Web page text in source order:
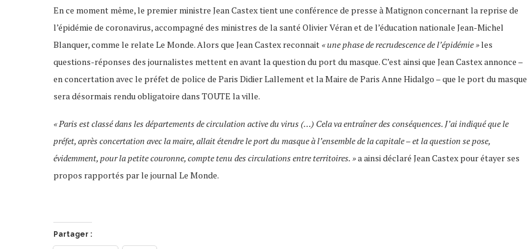
En ce moment même, le premier ministre Jean Castex tient une conférence de presse à Matignon concernant la reprise de
l’épidémie de coronavirus, accompagné des ministres de la santé Olivier Véran et de l’éducation nationale Jean-Michel
Blanquer, comme le relate Le Monde. Alors que Jean Castex reconnait« une phase de recrudescence de l’épidémie »les
questions-réponses des journalistes mettent en avant la question du port du masque. C’est ainsi que Jean Castex annonce –
en concertation avec le préfet de police de Paris Didier Lallement et la Maire de Paris Anne Hidalgo – que le port du masque
sera désormais rendu obligatoire dans TOUTE la ville.
« Paris est classé dans les départements de circulation active du virus (…) Cela va entraîner des conséquences. J’ai indiqué que le
préfet, après concertation avec la maire, allait étendre le port du masque à l’ensemble de la capitale – et la question se pose,
évidemment, pour la petite couronne, compte tenu des circulations entre territoires. »a ainsi déclaré Jean Castex pour étayer ses
propos rapportés par le journal Le Monde.
Partager :